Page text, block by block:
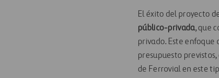
El éxito del proyecto
público-privada, que
privado. Este enfoque
presupuesto
de Ferrovial en este